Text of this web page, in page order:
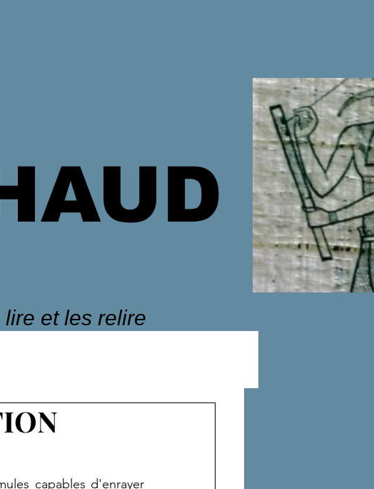
et les relire
capables d'enrayer